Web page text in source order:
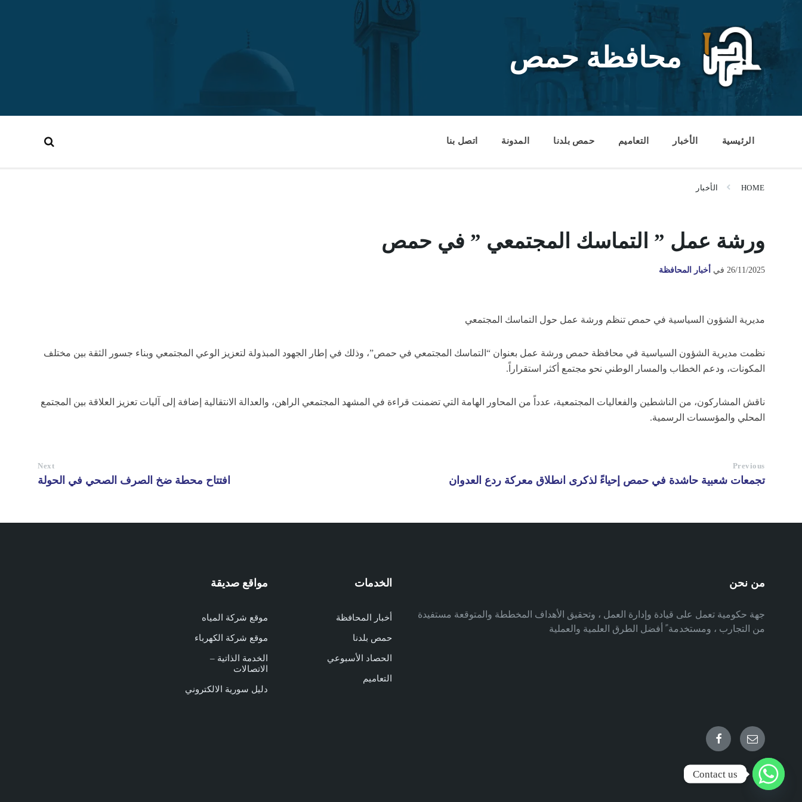
content
محافظة حمص
الرئيسية الأخبار التعاميم حمص بلدنا المدونة اتصل بنا
HOME الأخبار
ورشة عمل ” التماسك المجتمعي ” في حمص
26/11/2025 في أخبار المحافظة
مديرية الشؤون السياسية في حمص تنظم ورشة عمل حول التماسك المجتمعي
نظمت مديرية الشؤون السياسية في محافظة حمص ورشة عمل بعنوان “التماسك المجتمعي في حمص”، وذلك في إطار الجهود المبذولة لتعزيز الوعي المجتمعي وبناء جسور الثقة بين مختلف
المكونات، ودعم الخطاب والمسار الوطني نحو مجتمع أكثر استقراراً.
ناقش المشاركون، من الناشطين والفعاليات المجتمعية، عدداً من المحاور الهامة التي تضمنت قراءة في المشهد المجتمعي الراهن، والعدالة الانتقالية إضافة إلى آليات تعزيز العلاقة بين المجتمع
المحلي والمؤسسات الرسمية.
Previous
تجمعات شعبية حاشدة في حمص إحياءً لذكرى انطلاق معركة ردع العدوان
Next
افتتاح محطة ضخ الصرف الصحي في الحولة
من نحن
جهة حكومية تعمل على قيادة وإدارة العمل ، وتحقيق الأهداف المخططة والمتوقعة مستفيدة
من التجارب ، ومستخدمة ً أفضل الطرق العلمية والعملية
الخدمات
أخبار المحافظة
حمص بلدنا
الحصاد الأسبوعي
التعاميم
مواقع صديقة
موقع شركة المياه
موقع شركة الكهرباء
الخدمة الذاتية –
الاتصالات
دليل سورية الالكتروني
Email
Facebook
Contact us